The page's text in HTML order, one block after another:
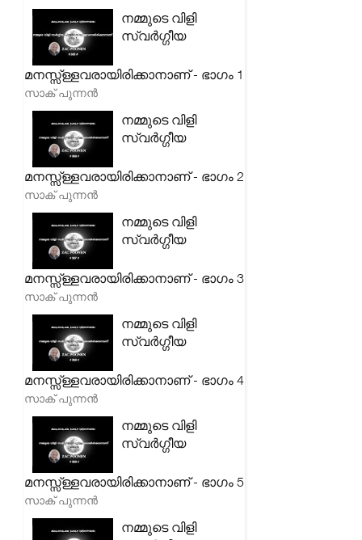
നമ്മുടെ വിളി
സ്വർഗ്ഗീയ
മനസ്സ്ള്ളവരായിരിക്കാനാണ് - ഭാഗം 1
സാക് പുന്നൻ
നമ്മുടെ വിളി
സ്വർഗ്ഗീയ
മനസ്സ്ള്ളവരായിരിക്കാനാണ് - ഭാഗം 2
സാക് പുന്നൻ
നമ്മുടെ വിളി
സ്വർഗ്ഗീയ
മനസ്സ്ള്ളവരായിരിക്കാനാണ് - ഭാഗം 3
സാക് പുന്നൻ
നമ്മുടെ വിളി
സ്വർഗ്ഗീയ
മനസ്സ്ള്ളവരായിരിക്കാനാണ് - ഭാഗം 4
സാക് പുന്നൻ
നമ്മുടെ വിളി
സ്വർഗ്ഗീയ
മനസ്സ്ള്ളവരായിരിക്കാനാണ് - ഭാഗം 5
സാക് പുന്നൻ
നമ്മുടെ വിളി